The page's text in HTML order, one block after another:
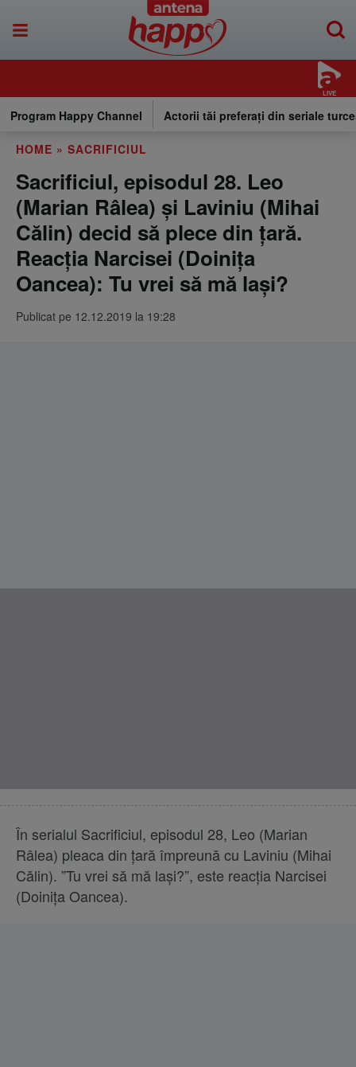
LIVE
Program Happy Channel Actorii tăi preferați din seriale
HOME » SACRIFICIUL
Sacrificiul, episodul 28. Leo
(Marian Râlea) și Laviniu (Mihai
Călin) decid să plece din țară.
Reacția Narcisei (Doinița
Oancea): Tu vrei să mă lași?
Publicat pe 12.12.2019 la 19:28
În serialul Sacrificiul, episodul 28, Leo (Marian
Râlea) pleaca din țară împreună cu Laviniu (Mihai
Călin). ”Tu vrei să mă lași?”, este reacția Narcisei
(Doinița Oancea).